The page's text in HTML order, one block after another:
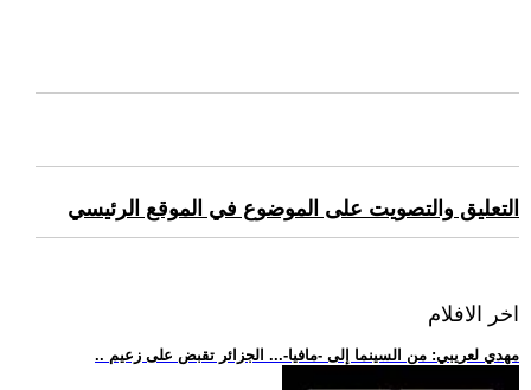
التعليق والتصويت على الموضوع في الموقع الرئيسي
اخر الافلام
.. مهدي لعريبي: من السينما إلى -مافيا-... الجزائر تقبض على زعيم